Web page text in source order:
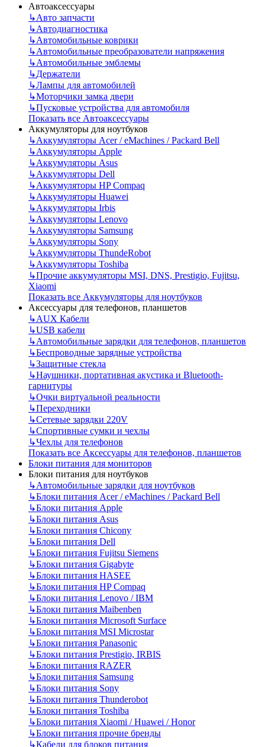
Автоаксессуары
↳Авто запчасти
↳Автодиагностика
↳Автомобильные коврики
↳Автомобильные преобразователи напряжения
↳Автомобильные эмблемы
↳Держатели
↳Лампы для автомобилей
↳Моторчики замка двери
↳Пусковые устройства для автомобиля
Показать все Автоаксессуары
Аккумуляторы для ноутбуков
↳Аккумуляторы Acer / eMachines / Packard Bell
↳Аккумуляторы Apple
↳Аккумуляторы Asus
↳Аккумуляторы Dell
↳Аккумуляторы HP Compaq
↳Аккумуляторы Huawei
↳Аккумуляторы Irbis
↳Аккумуляторы Lenovo
↳Аккумуляторы Samsung
↳Аккумуляторы Sony
↳Аккумуляторы ThundeRobot
↳Аккумуляторы Toshiba
↳Прочие аккумуляторы MSI, DNS, Prestigio, Fujitsu,
Xiaomi
Показать все Аккумуляторы для ноутбуков
Аксессуары для телефонов, планшетов
↳AUX Кабели
↳USB кабели
↳Автомобильные зарядки для телефонов, планшетов
↳Беспроводные зарядные устройства
↳Защитные стекла
↳Наушники, портативная акустика и Bluetooth-
гарнитуры
↳Очки виртуальной реальности
↳Переходники
↳Сетевые зарядки 220V
↳Спортивные сумки и чехлы
↳Чехлы для телефонов
Показать все Аксессуары для телефонов, планшетов
Блоки питания для мониторов
Блоки питания для ноутбуков
↳Автомобильные зарядки для ноутбуков
↳Блоки питания Acer / eMachines / Packard Bell
↳Блоки питания Apple
↳Блоки питания Asus
↳Блоки питания Chicony
↳Блоки питания Dell
↳Блоки питания Fujitsu Siemens
↳Блоки питания Gigabyte
↳Блоки питания HASEE
↳Блоки питания HP Compaq
↳Блоки питания Lenovo / IBM
↳Блоки питания Maibenben
↳Блоки питания Microsoft Surface
↳Блоки питания MSI Microstar
↳Блоки питания Panasonic
↳Блоки питания Prestigio, IRBIS
↳Блоки питания RAZER
↳Блоки питания Samsung
↳Блоки питания Sony
↳Блоки питания Thunderobot
↳Блоки питания Toshiba
↳Блоки питания Xiaomi / Huawei / Honor
↳Блоки питания прочие бренды
↳Кабели для блоков питания